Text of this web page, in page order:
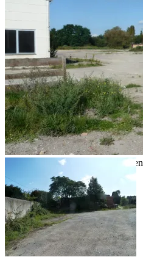
Blick Feuerwache Richtung Westen